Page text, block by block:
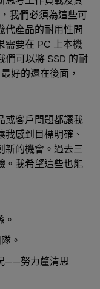
我們必須為這些可
代產品的耐用性問
需要在 PC 上本機
們可以將 SSD 的耐
最好的還在後面，
或客戶問題都讓我
感到目標明確、
新的機會。過去三
。我希望這些也能
。
。
——努力釐清思